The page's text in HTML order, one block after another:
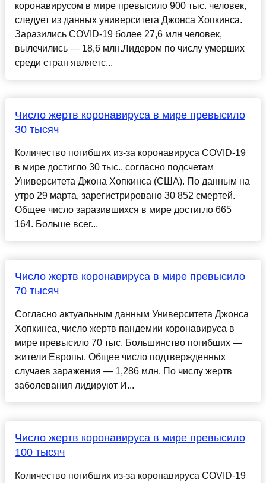
коронавирусом в мире превысило 900 тыс. человек,
следует из данных университета Джонса Хопкинса.
Заразились COVID-19 более 27,6 млн человек,
вылечились — 18,6 млн.Лидером по числу умерших
среди стран являетс...
Число жертв коронавируса в мире превысило
30 тысяч
Количество погибших из-за коронавируса COVID-19
в мире достигло 30 тыс., согласно подсчетам
Университета Джона Хопкинса (США). По данным на
утро 29 марта, зарегистрировано 30 852 смертей.
Общее число заразившихся в мире достигло 665
164. Больше всег...
Число жертв коронавируса в мире превысило
70 тысяч
Согласно актуальным данным Университета Джонса
Хопкинса, число жертв пандемии коронавируса в
мире превысило 70 тыс. Большинство погибших —
жители Европы. Общее число подтвержденных
случаев заражения — 1,286 млн. По числу жертв
заболевания лидируют И...
Число жертв коронавируса в мире превысило
100 тысяч
Количество погибших из-за коронавируса COVID-19